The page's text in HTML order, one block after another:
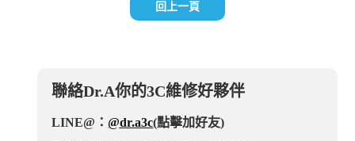
回上一頁
聯絡Dr.A你的3C維修好夥伴
LINE@：@dr.a3c(點擊加好友)